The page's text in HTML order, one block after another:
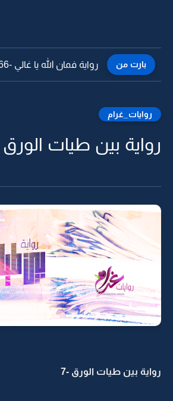
بارت من رواية فمان الله يا غالي -65
روايات_غرام
رواية بين طيات الورق
رواية بين طيات الورق -7